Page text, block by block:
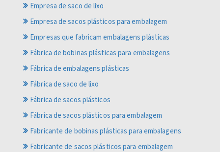
Empresa de saco de lixo
Empresa de sacos plásticos para embalagem
Empresas que fabricam embalagens plásticas
Fábrica de bobinas plásticas para embalagens
Fábrica de embalagens plásticas
Fábrica de saco de lixo
Fábrica de sacos plásticos
Fábrica de sacos plásticos para embalagem
Fabricante de bobinas plásticas para embalagens
Fabricante de sacos plásticos para embalagem